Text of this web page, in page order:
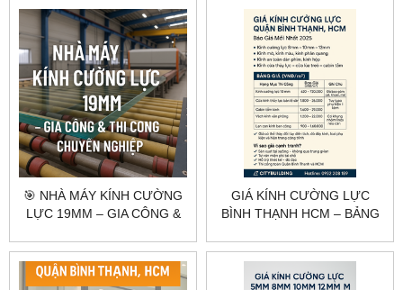
🎯 NHÀ MÁY KÍNH CƯỜNG
LỰC 19MM – GIA CÔNG &
NGHIỆP
GIÁ KÍNH CƯỜNG LỰC
BÌNH THẠNH HCM – BẢNG
CITYBUILDING